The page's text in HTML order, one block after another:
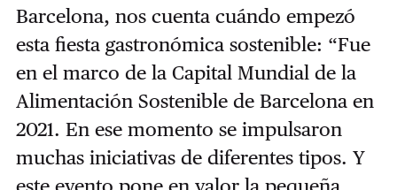
Barcelona, nos cuenta cuándo empezó
esta fiesta gastronómica sostenible: “Fue
en el marco de la Capital Mundial de la
Alimentación Sostenible de Barcelona en
2021. En ese momento se impulsaron
muchas iniciativas de diferentes tipos. Y